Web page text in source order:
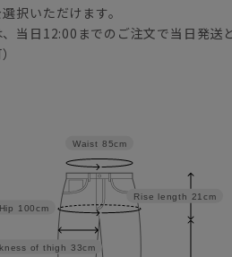
択いただけます。
当日12:00までのご注文で当日発送
Rise length 21cm
of thigh 33cm
Hip 100cm
Waist 85cm